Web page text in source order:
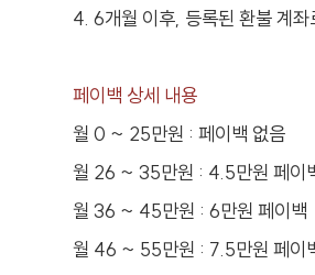
4. 6개월 이후, 등록된 환불 계좌
페이백 상세 내용
월 0 ~ 25만원 : 페이백 없음
월 26 ~ 35만원 : 4.5만원 페이
월 36 ~ 45만원 : 6만원 페이백
월 46 ~ 55만원 : 7.5만원 페이